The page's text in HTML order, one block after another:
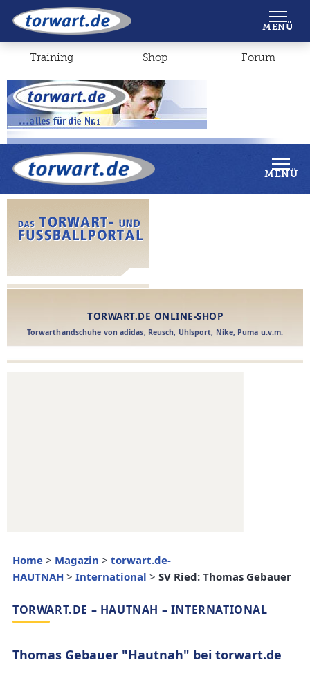
Shop Forum
MENÜ
Home > Magazin > torwart.de-
HAUTNAH > International > SV Ried: Thomas Gebauer
TORWART.DE – HAUTNAH – INTERNATIONAL
Thomas Gebauer "Hautnah" bei torwart.de